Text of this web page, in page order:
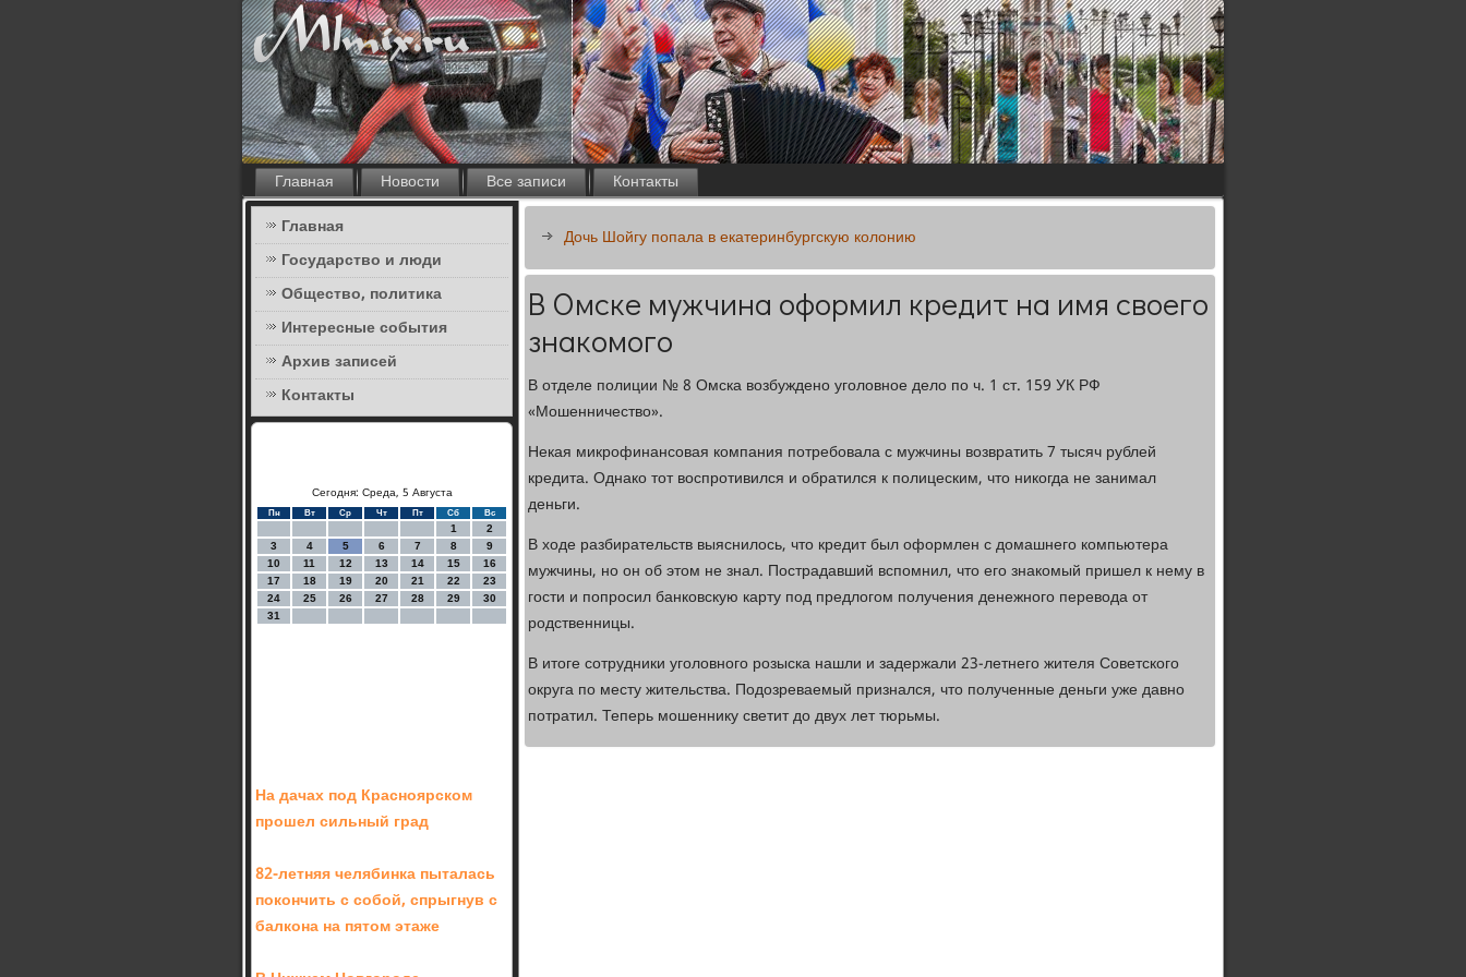
Главная Новости Все записи
Контакты
Главная
Государство и люди
Общество, политика
Интересные события
Архив записей
Контакты
Сегодня: Среда, 5 Августа
Пн Вт Ср Чт Пт Сб Вс
1
2
3
4 5 6 7 8
9
10
11 12 13 14 15
16
17
18 19 20 21 22
23
24
25 26 27 28 29
30
31
На дачах под Красноярском
прошел сильный град
82-летняя челябинка пыталась
покончить с собой, спрыгнув с
балкона на пятом этаже
Дочь Шойгу попала в екатеринбургскую колонию
В Омске мужчина оформил кредит на имя своего
знакомого
В отделе полиции № 8 Омска возбуждено уголовное дело по ч. 1 ст. 159 УК РФ
«Мошенничество».
Некая микрофинансовая компания потребовала с мужчины возвратить 7 тысяч рублей
кредита. Однако тот воспротивился и обратился к полицеским, что никогда не занимал
деньги.
В ходе разбирательств выяснилось, что кредит был оформлен с домашнего компьютера
мужчины, но он об этом не знал. Пострадавший вспомнил, что его знакомый пришел к нему в
гости и попросил банковскую карту под предлогом получения денежного перевода от
родственницы.
В итоге сотрудники уголовного розыска нашли и задержали 23-летнего жителя Советского
округа по месту жительства. Подозреваемый признался, что полученные деньги уже давно
потратил. Теперь мошеннику светит до двух лет тюрьмы.